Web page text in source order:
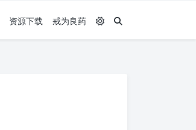
资源下载 戒为良药